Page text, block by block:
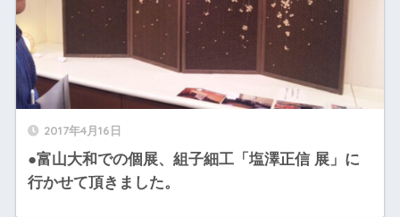
2017年4月16日
●富山大和での個展、組子細工「塩澤正信 展」に
行かせて頂きました。